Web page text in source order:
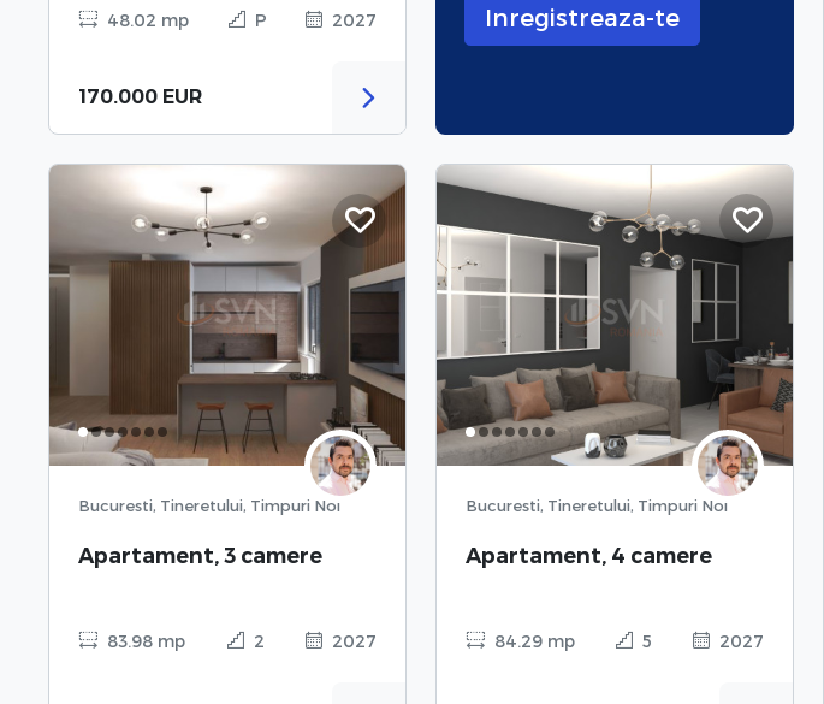
48.02 mp P 2027
170.000 EUR
Inregistreaza-te
Bucuresti, Tineretului, Timpuri Noi
Apartament, 3 camere
83.98 mp 2 2027
Bucuresti, Tineretului, Timpuri Noi
Apartament, 4 camere
84.29 mp 5 2027